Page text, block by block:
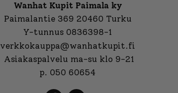
Wanhat Kupit Paimala ky
Paimalantie 369 20460 Turku
Y-tunnus 0836398-1
verkkokauppa@wanhatkupit.fi
Asiakaspalvelu ma-su klo 9-21
p. 050 60654